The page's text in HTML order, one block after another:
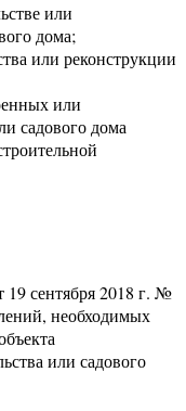
или
дома;
или реконструкции
или
садового дома
19 сентября 2018 г. №
необходимых
или садового